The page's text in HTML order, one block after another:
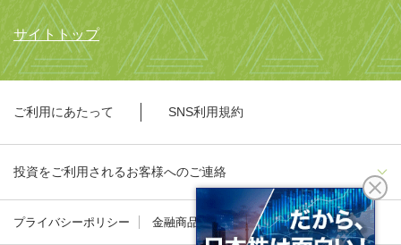
サイトトップ
ご利用にあたって SNS利用規約
投資をご利用されるお客様へのご連絡
プライバシーポリシー 金融商品勧誘方針